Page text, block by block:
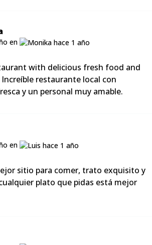
en
with delicious fresh food and
restaurante local con
y un personal muy amable.
en
sitio para comer, trato exquisito y
plato que pidas está mejor